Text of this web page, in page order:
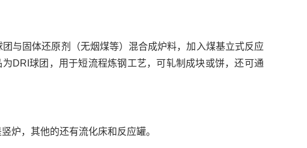
与固体还原剂（无烟煤等）混合成炉料，加入煤基立式反应
DRI球团，用于短流程炼钢工艺，可轧制成块或饼，还可通
炉，其他的还有流化床和反应罐。